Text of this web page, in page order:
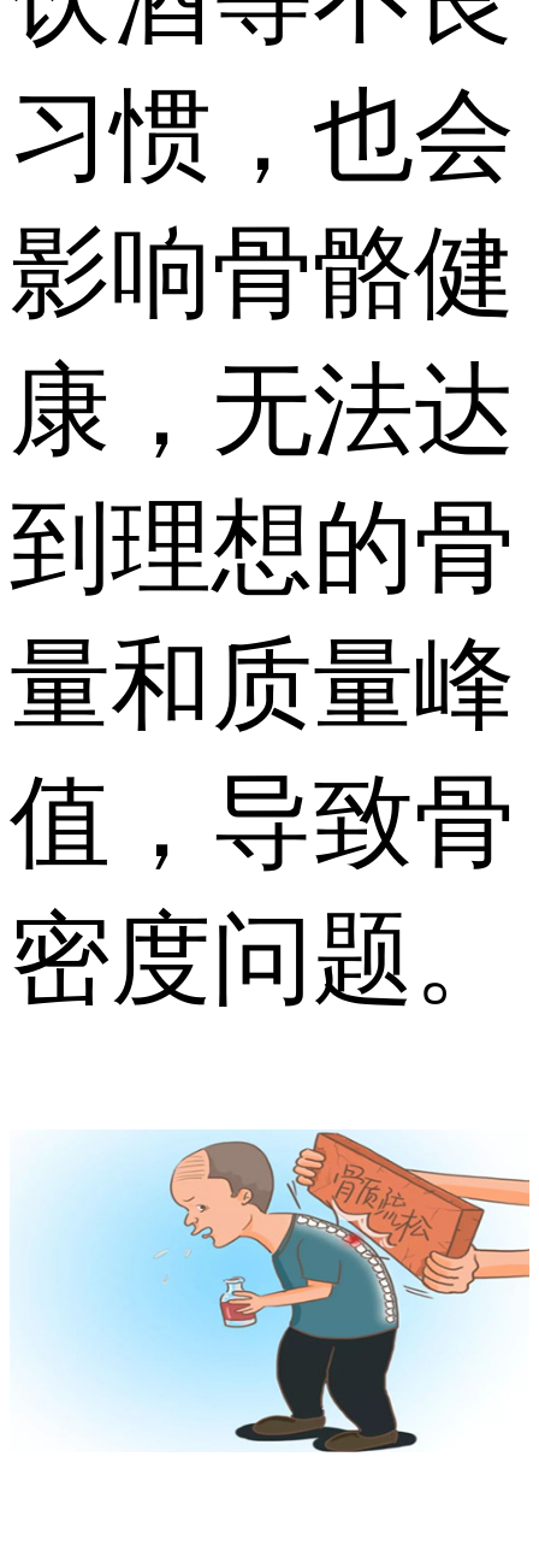
习惯，也会
影响骨骼健
康，无法达
到理想的骨
量和质量峰
值，导致骨
密度问题。